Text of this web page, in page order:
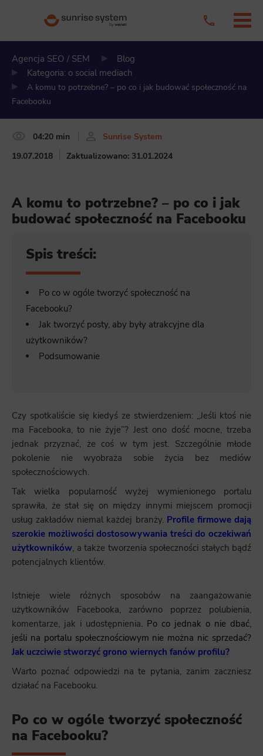
Agencja SEO / SEM
Blog
Kategoria: o social mediach
A komu to potrzebne? – po co i jak budować społeczność na
Facebooku
04:20 min
Sunrise System
19.07.2018
Zaktualizowano: 31.01.2024
A komu to potrzebne? – po co i jak
budować społeczność na Facebooku
Spis treści:
Po co w ogóle tworzyć społeczność na
Facebooku?
Jak tworzyć posty, aby były atrakcyjne dla
użytkowników?
Podsumowanie
Czy spotkaliście się kiedyś ze stwierdzeniem: „Jeśli ktoś nie
ma Facebooka, to nie żyje”? Jest ono dość mocne, trzeba
jednak przyznać, że coś w tym jest. Szczególnie młode
pokolenie nie wyobraża sobie życia bez mediów
społecznościowych.
Tak wielka popularność wyżej wymienionego portalu
sprawiła, że stał się on między innymi miejscem promocji
usług zakładów niemal każdej branży. Profile firmowe dają
szerokie możliwości dostosowywania treści do oczekiwań
użytkowników, a także tworzenia społeczności stałych bądź
potencjalnych klientów.
Istnieje wiele różnych sposobów na zaangażowanie
użytkowników Facebooka, zarówno poprzez polubienia,
komentarze, jak i udostępnienia. Po co jednak o nie dbać,
jeśli na portalu społecznościowym nie można nic sprzedać?
Jak uczciwie stworzyć grono wiernych fanów profilu?
Warto poznać odpowiedzi na te pytania, zanim zaczniesz
działać na Facebooku.
Po co w ogóle tworzyć społeczność
na Facebooku?